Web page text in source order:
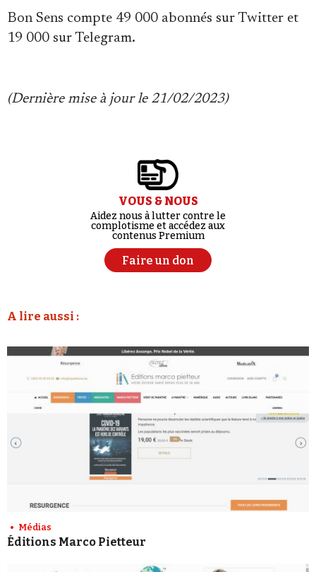
Bon Sens compte 49 000 abonnés sur Twitter et
19 000 sur Telegram.
(Dernière mise à jour le 21/02/2023)
VOUS & NOUS
Aidez nous à lutter contre le
complotisme et accédez aux
contenus Premium
Faire un don
A lire aussi :
Médias
Éditions Marco Pietteur